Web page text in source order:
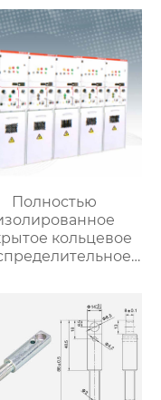
Полностью
кольцевое